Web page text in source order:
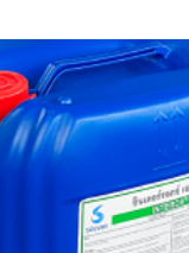
lượng nước:
quỳ 50 que
để
nước, và hàm